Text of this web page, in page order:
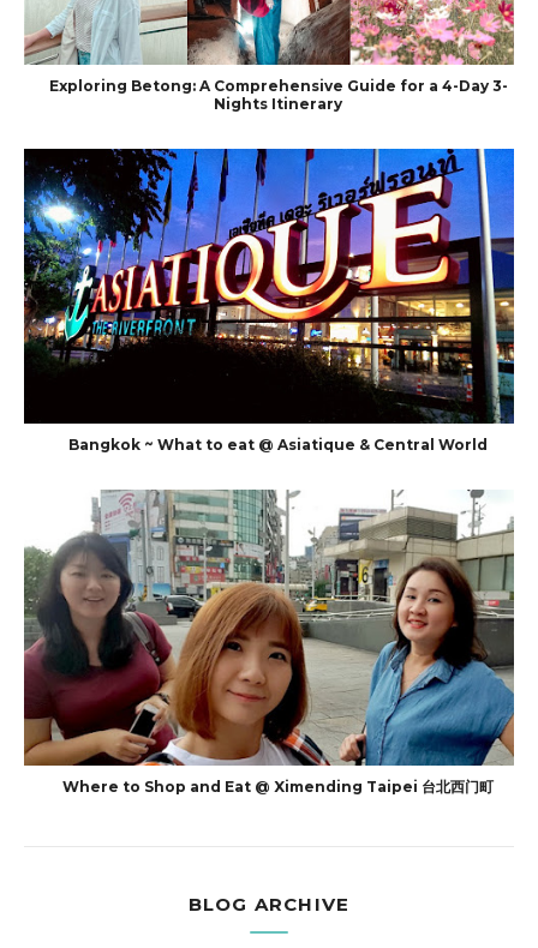
Exploring Betong: A Comprehensive Guide for a 4-Day 3-
Nights Itinerary
Bangkok ~ What to eat @ Asiatique & Central World
Where to Shop and Eat @ Ximending Taipei 台北西门町
BLOG ARCHIVE